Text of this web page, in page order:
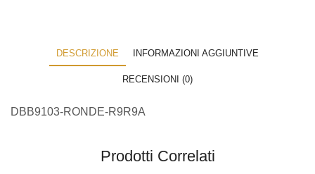
DESCRIZIONE INFORMAZIONI AGGIUNTIVE
RECENSIONI (0)
DBB9103-RONDE-R9R9A
Prodotti Correlati